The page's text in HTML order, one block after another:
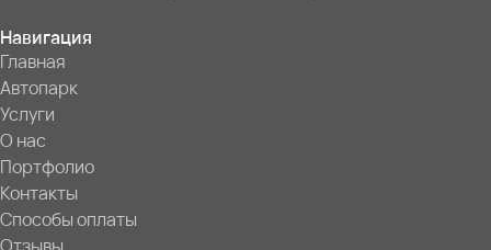
Навигация
Главная
Автопарк
Услуги
О нас
Портфолио
Контакты
Способы оплаты